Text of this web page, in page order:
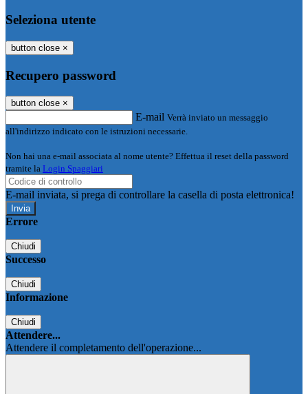
Seleziona utente
button close ×
Recupero password
button close ×
E-mail Verrà inviato un messaggio
all'indirizzo indicato con le istruzioni necessarie.
Non hai una e-mail associata al nome utente? Effettua il reset della password
tramite la Login Spaggiari
E-mail inviata, si prega di controllare la casella di posta elettronica!
Errore
Chiudi
Successo
Chiudi
Informazione
Chiudi
Attendere...
Attendere il completamento dell'operazione...